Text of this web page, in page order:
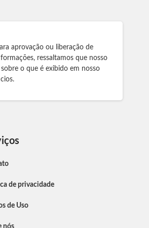
aprovação ou liberação de
ressaltamos que nosso
o que é exibido em nosso
de privacidade
de Uso
nós